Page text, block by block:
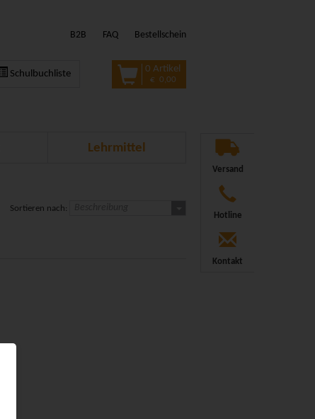
B2B FAQ Bestellschein
Schulbuchliste 0 Artikel
€ 0,00
Lehrmittel
Versand
Hotline
Kontakt
Sortieren nach: